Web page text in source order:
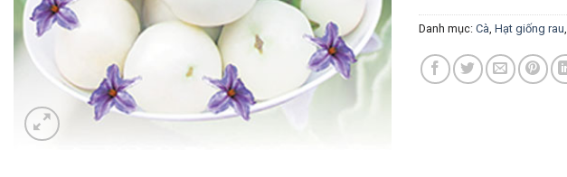
Danh mục: Cà, Hạt giống rau,